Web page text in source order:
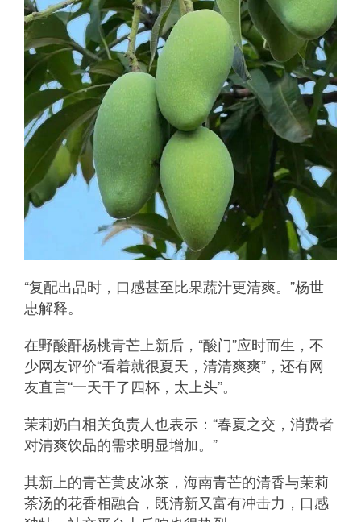
“复配出品时，口感甚至比果蔬汁更清爽。”杨世
忠解释。
在野酸酐杨桃青芒上新后，“酸门”应时而生，不
少网友评价“看着就很夏天，清清爽爽”，还有网
友直言“一天干了四杯，太上头”。
茉莉奶白相关负责人也表示：“春夏之交，消费者
对清爽饮品的需求明显增加。”
其新上的青芒黄皮冰茶，海南青芒的清香与茉莉
茶汤的花香相融合，既清新又富有冲击力，口感